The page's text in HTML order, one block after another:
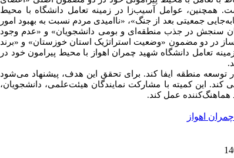
عوامل آسیب‌زا در زمینه تعامل دانشگاه با محیط
جمعیتی بعد از جنگ»، «ناامیدی مردم نسبت به بهبود امور
سنجش در جذب منطقه‌ای و بومی دانشجویان» و «عدم وجود
در دو مضمون «وضعیت استراتژیک استان خوزستان» و «برند
تعامل دانشگاه شهید چمران اهواز با محیط پیرامون خود در
توسعه منطقه ایفا کند. برای تحقق این هدف، پیشنهاد می‌شود
کند. این کمیته با مشارکت نمایندگان هیئت‌علمی، دانشجویان،
هماهنگ‌کننده عمل کند.
اهواز